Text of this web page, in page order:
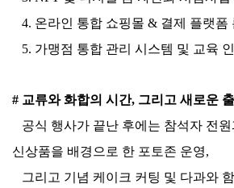
4. 온라인 통합 쇼핑몰 & 결제 플랫폼
5. 가맹점 통합 관리 시스템 및 교육
# 교류와 화합의 시간, 그리고 새로운
공식 행사가 끝난 후에는 참석자 전
신상품을 배경으로 한 포토존 운영,
그리고 기념 케이크 커팅 및 다과와